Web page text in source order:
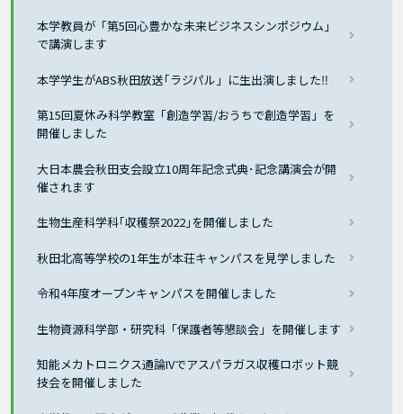
本学教員が「第5回心豊かな未来ビジネスシンポジウム」
で講演します
本学学生がABS秋田放送｢ラジパル」に生出演しました‼
第15回夏休み科学教室「創造学習/おうちで創造学習」を
開催しました
大日本農会秋田支会設立10周年記念式典･記念講演会が開
催されます
生物生産科学科｢収穫祭2022｣を開催しました
秋田北高等学校の1年生が本荘キャンパスを見学しました
令和4年度オープンキャンパスを開催しました
生物資源科学部・研究科「保護者等懇談会」を開催します
知能メカトロニクス通論IVでアスパラガス収穫ロボット競
技会を開催しました